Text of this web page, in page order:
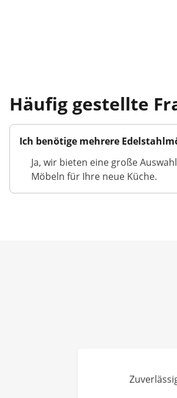
Häufig gestellte
Ich benötige mehrere
Ja, wir bieten eine große
Möbeln für Ihre neue Küche.